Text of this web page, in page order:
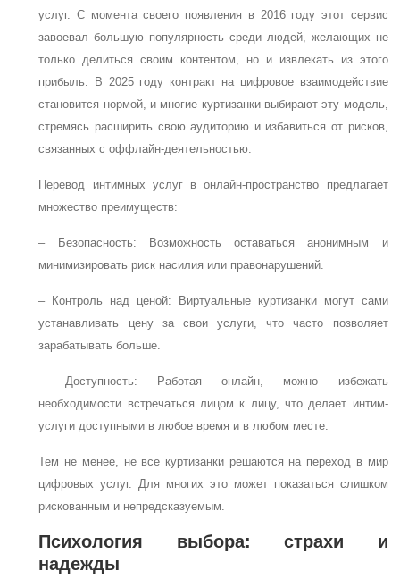
услуг. С момента своего появления в 2016 году этот сервис
завоевал большую популярность среди людей, желающих не
только делиться своим контентом, но и извлекать из этого
прибыль. В 2025 году контракт на цифровое взаимодействие
становится нормой, и многие куртизанки выбирают эту модель,
стремясь расширить свою аудиторию и избавиться от рисков,
связанных с оффлайн-деятельностью.
Перевод интимных услуг в онлайн-пространство предлагает
множество преимуществ:
– Безопасность: Возможность оставаться анонимным и
минимизировать риск насилия или правонарушений.
– Контроль над ценой: Виртуальные куртизанки могут сами
устанавливать цену за свои услуги, что часто позволяет
зарабатывать больше.
– Доступность: Работая онлайн, можно избежать
необходимости встречаться лицом к лицу, что делает интим-
услуги доступными в любое время и в любом месте.
Тем не менее, не все куртизанки решаются на переход в мир
цифровых услуг. Для многих это может показаться слишком
рискованным и непредсказуемым.
Психология выбора: страхи и
надежды